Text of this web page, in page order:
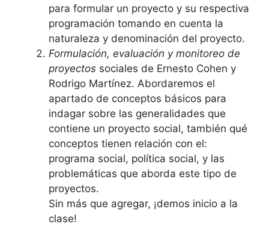
para formular un proyecto y su respectiva
programación tomando en cuenta la
naturaleza y denominación del proyecto.
Formulación, evaluación y monitoreo de
proyectos sociales de Ernesto Cohen y
Rodrigo Martínez. Abordaremos el
apartado de conceptos básicos para
indagar sobre las generalidades que
contiene un proyecto social, también qué
conceptos tienen relación con el:
programa social, política social, y las
problemáticas que aborda este tipo de
proyectos.
Sin más que agregar, ¡demos inicio a la
clase!